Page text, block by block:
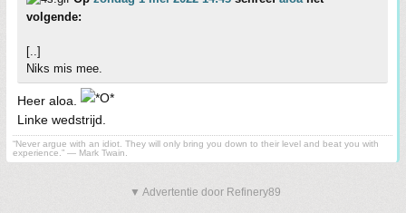
volgende:
[..]
Niks mis mee.
Heer aloa.
Linke wedstrijd.
“Never argue with an idiot. They will only bring you down to their level and beat you with
experience.” ― Mark Twain.
▼ Advertentie door Refinery89